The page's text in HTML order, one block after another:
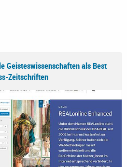
Geisteswissenschaften als Best
Zeitschriften